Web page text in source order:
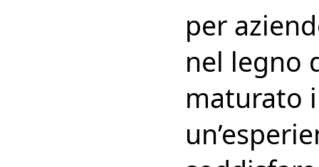
per
nel legno
maturato